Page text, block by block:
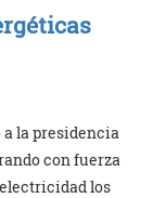
a la presidencia
con fuerza
los